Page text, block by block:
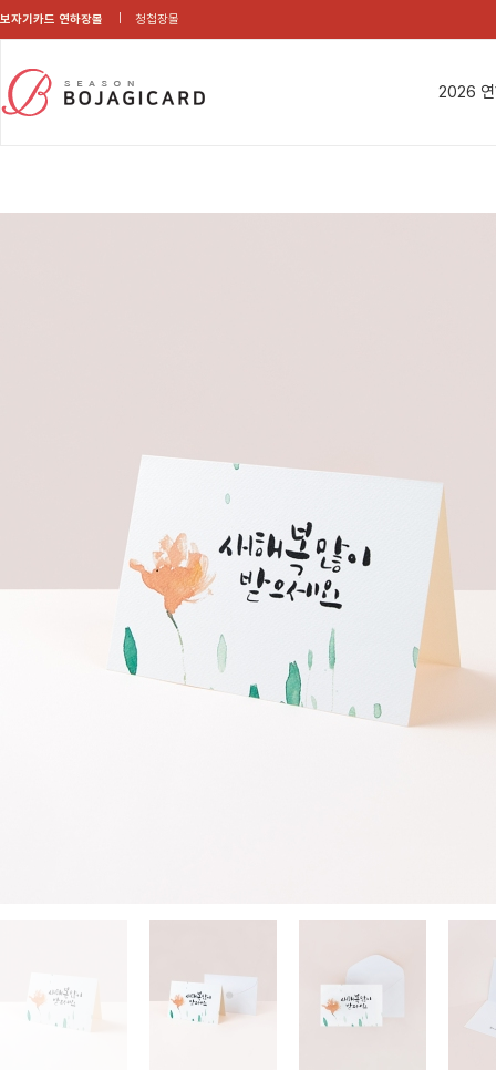
보자기카드 연하장몰 청첩장몰
2026